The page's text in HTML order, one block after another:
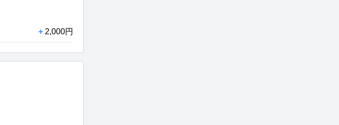
+ 2,000円